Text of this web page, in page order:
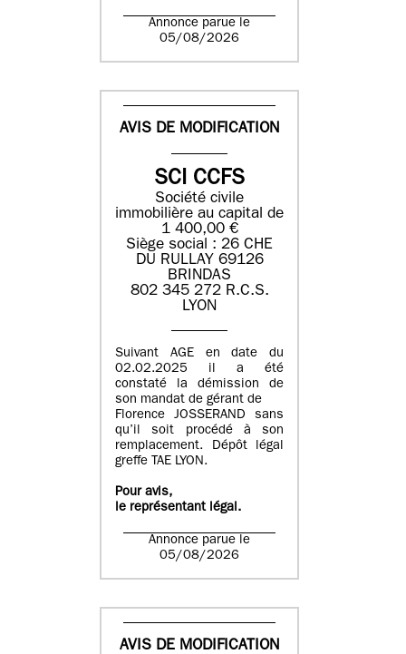
Annonce parue le
05/08/2026
AVIS DE MODIFICATION
SCI CCFS
Société civile
immobilière au capital de
1 400,00 €
Siège social : 26 CHE
DU RULLAY 69126
BRINDAS
802 345 272 R.C.S.
LYON
Suivant AGE en date du
02.02.2025 il a été
constaté la démission de
son mandat de gérant de
Florence JOSSERAND sans
qu’il soit procédé à son
remplacement. Dépôt légal
greffe TAE LYON.
Pour avis,
le représentant légal.
Annonce parue le
05/08/2026
AVIS DE MODIFICATION